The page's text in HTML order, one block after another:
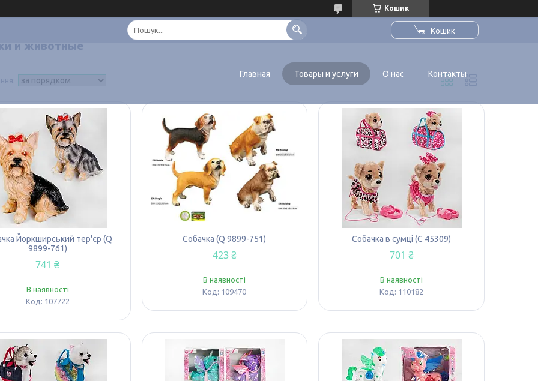
Кошик
Кошик
Главная Товары и услуги О нас Контакты
и животные
Йоркширський тер'єр (Q
9899-761)
741 ₴
В наявності
107722
Собачка (Q 9899-751)
423 ₴
В наявності
109470
Собачка в сумці (С 45309)
701 ₴
В наявності
110182